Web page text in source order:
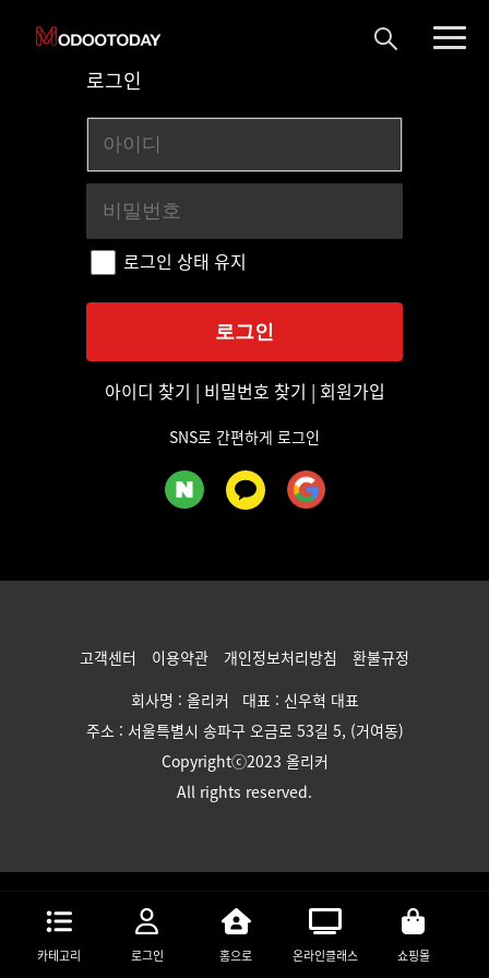
카테고리 로그인 홈으로 온라인클래스 쇼핑몰
로그인
로그인 상태 유지
아이디 찾기 | 비밀번호 찾기 | 회원가입
SNS로 간편하게 로그인
고객센터 이용약관 개인정보처리방침
환불규정
회사명 : 올리커 대표 : 신우혁 대표
주소 : 서울특별시 송파구 오금로 53길 5, (거여동)
Copyrightⓒ2023 올리커
All rights reserved.